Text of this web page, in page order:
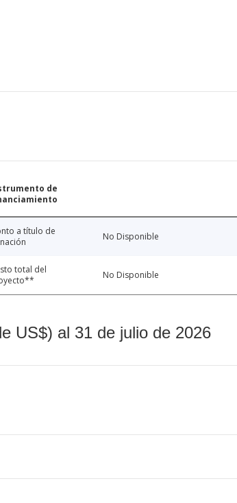
de
a título de
No Disponible
total del
No Disponible
US$) al 31 de julio de 2026